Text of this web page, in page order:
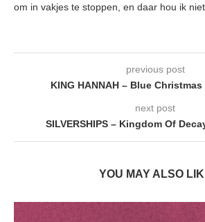
om in vakjes te stoppen, en daar hou ik niet
previous post
KING HANNAH – Blue
next post
SILVERSHIPS – Kingdom Of
YOU MAY ALSO